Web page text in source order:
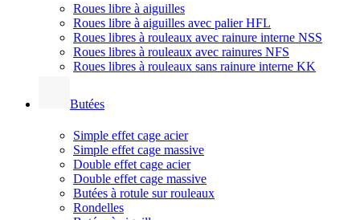
Roues libre à aiguilles
Roues libre à aiguilles avec palier HFL
Roues libres à rouleaux avec rainure interne NSS
Roues libres à rouleaux avec rainures NFS
Roues libres à rouleaux sans rainure interne KK
Butées
Simple effet cage acier
Simple effet cage massive
Double effet cage acier
Double effet cage massive
Butées à rotule sur rouleaux
Rondelles